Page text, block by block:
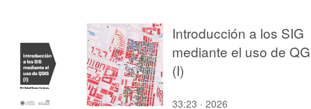
Introducción a los SIG
mediante el uso de
(I)
33:23 · 2026